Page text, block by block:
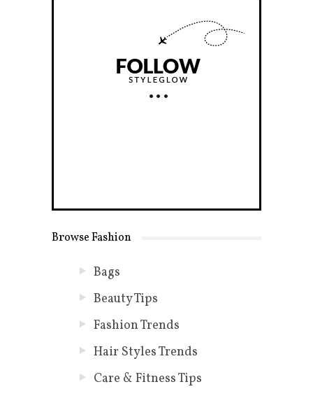
Browse Fashion
Bags
Beauty Tips
Fashion Trends
Hair Styles Trends
Care & Fitness Tips